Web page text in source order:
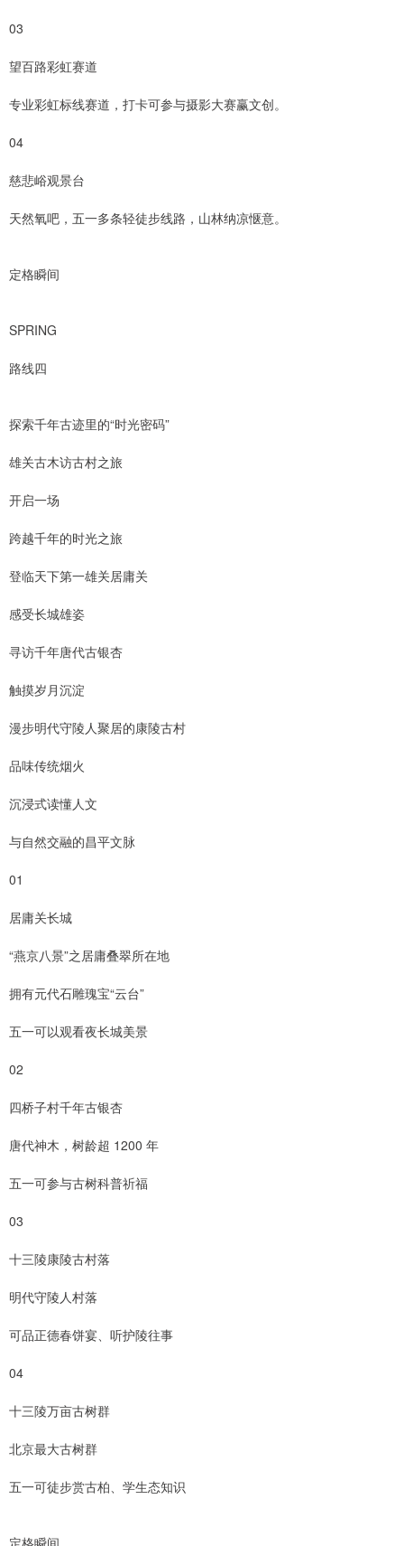
03
望百路彩虹赛道
专业彩虹标线赛道，打卡可参与摄影大赛赢文创。
04
慈悲峪观景台
天然氧吧，五一多条轻徒步线路，山林纳凉惬意。
定格瞬间
SPRING
路线四
探索千年古迹里的“时光密码”
雄关古木访古村之旅
开启一场
跨越千年的时光之旅
登临天下第一雄关居庸关
感受长城雄姿
寻访千年唐代古银杏
触摸岁月沉淀
漫步明代守陵人聚居的康陵古村
品味传统烟火
沉浸式读懂人文
与自然交融的昌平文脉
01
居庸关长城
“燕京八景”之居庸叠翠所在地
拥有元代石雕瑰宝“云台”
五一可以观看夜长城美景
02
四桥子村千年古银杏
唐代神木，树龄超 1200 年
五一可参与古树科普祈福
03
十三陵康陵古村落
明代守陵人村落
可品正德春饼宴、听护陵往事
04
十三陵万亩古树群
北京最大古树群
五一可徒步赏古柏、学生态知识